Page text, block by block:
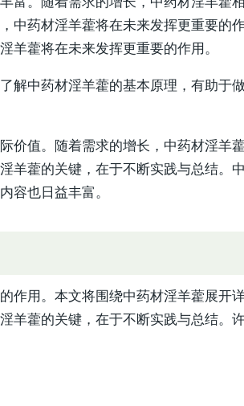
中药材淫羊藿将在未来发挥更重要的
羊藿将在未来发挥更重要的作用。
解中药材淫羊藿的基本原理，有助于
价值。随着需求的增长，中药材淫羊
羊藿的关键，在于不断实践与总结。
容也日益丰富。
作用。本文将围绕中药材淫羊藿展开
羊藿的关键，在于不断实践与总结。